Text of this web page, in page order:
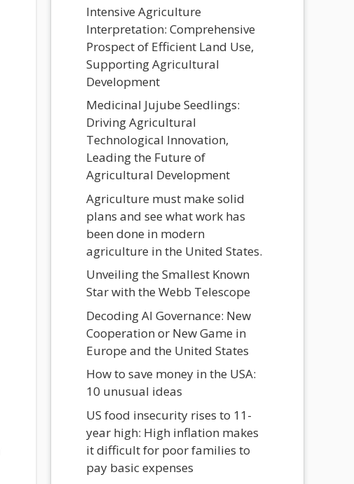
Intensive Agriculture
Interpretation: Comprehensive
Prospect of Efficient Land Use,
Supporting Agricultural
Development
Medicinal Jujube Seedlings:
Driving Agricultural
Technological Innovation,
Leading the Future of
Agricultural Development
Agriculture must make solid
plans and see what work has
been done in modern
agriculture in the United States.
Unveiling the Smallest Known
Star with the Webb Telescope
Decoding AI Governance: New
Cooperation or New Game in
Europe and the United States
How to save money in the USA:
10 unusual ideas
US food insecurity rises to 11-
year high: High inflation makes
it difficult for poor families to
pay basic expenses